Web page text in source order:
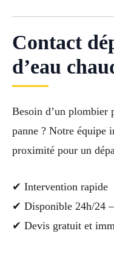
Contact
d’eau
Besoin d’un plombier
panne ? Notre équipe
proximité pour un
✔ Intervention rapide
✔ Disponible 24h/24
✔ Devis gratuit et